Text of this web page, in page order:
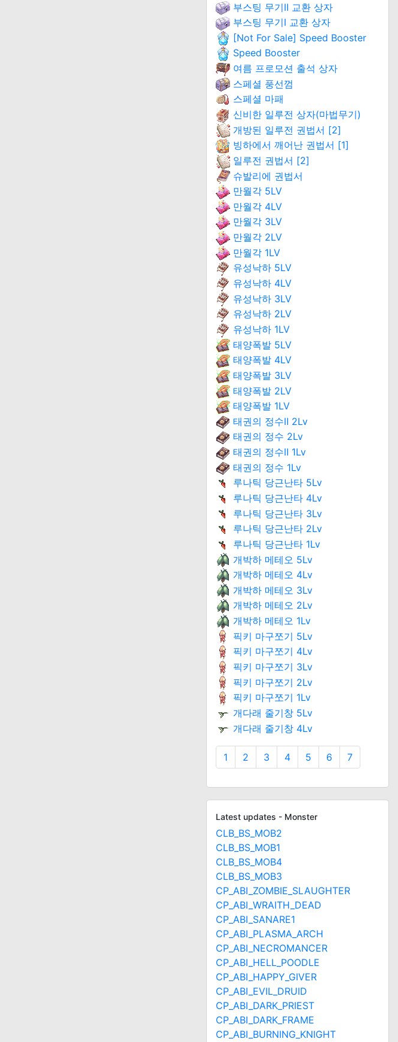
부스팅 무기Ⅱ 교환 상자
부스팅 무기Ⅰ 교환 상자
[Not For Sale] Speed Booster
Speed Booster
여름 프로모션 출석 상자
스페셜 풍선껌
스페셜 마패
신비한 일루전 상자(마법무기)
개방된 일루전 권법서 [2]
빙하에서 깨어난 권법서 [1]
일루전 권법서 [2]
슈발리에 권법서
만월각 5LV
만월각 4LV
만월각 3LV
만월각 2LV
만월각 1LV
유성낙하 5LV
유성낙하 4LV
유성낙하 3LV
유성낙하 2LV
유성낙하 1LV
태양폭발 5LV
태양폭발 4LV
태양폭발 3LV
태양폭발 2LV
태양폭발 1LV
태권의 정수Ⅱ 2Lv
태권의 정수 2Lv
태권의 정수Ⅱ 1Lv
태권의 정수 1Lv
루나틱 당근난타 5Lv
루나틱 당근난타 4Lv
루나틱 당근난타 3Lv
루나틱 당근난타 2Lv
루나틱 당근난타 1Lv
개박하 메테오 5Lv
개박하 메테오 4Lv
개박하 메테오 3Lv
개박하 메테오 2Lv
개박하 메테오 1Lv
픽키 마구쪼기 5Lv
픽키 마구쪼기 4Lv
픽키 마구쪼기 3Lv
픽키 마구쪼기 2Lv
픽키 마구쪼기 1Lv
개다래 줄기창 5Lv
개다래 줄기창 4Lv
1 2 3 4 5 6 7
Latest updates - Monster
CLB_BS_MOB2
CLB_BS_MOB1
CLB_BS_MOB4
CLB_BS_MOB3
CP_ABI_ZOMBIE_SLAUGHTER
CP_ABI_WRAITH_DEAD
CP_ABI_SANARE1
CP_ABI_PLASMA_ARCH
CP_ABI_NECROMANCER
CP_ABI_HELL_POODLE
CP_ABI_HAPPY_GIVER
CP_ABI_EVIL_DRUID
CP_ABI_DARK_PRIEST
CP_ABI_DARK_FRAME
CP_ABI_BURNING_KNIGHT